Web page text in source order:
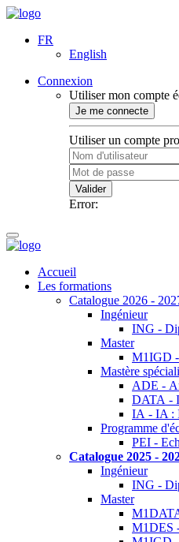
FR
English
Connexion
Utiliser mon compte
Je me connecte
Utiliser un compte
Valider
Error:
Accueil
Les formations
Catalogue 2026 -
Ingénieur
ING -
Master
M1IGD
Mastère
ADE -
DATA -
IA - IA :
Programme
PEI -
Catalogue 2025 -
Ingénieur
ING -
Master
M1DES